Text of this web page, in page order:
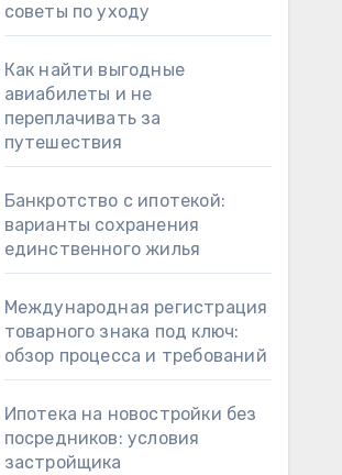
советы по уходу
Как найти выгодные
авиабилеты и не
переплачивать за
путешествия
Банкротство с ипотекой:
варианты сохранения
единственного жилья
Международная регистрация
товарного знака под ключ:
обзор процесса и требований
Ипотека на новостройки без
посредников: условия
застройщика